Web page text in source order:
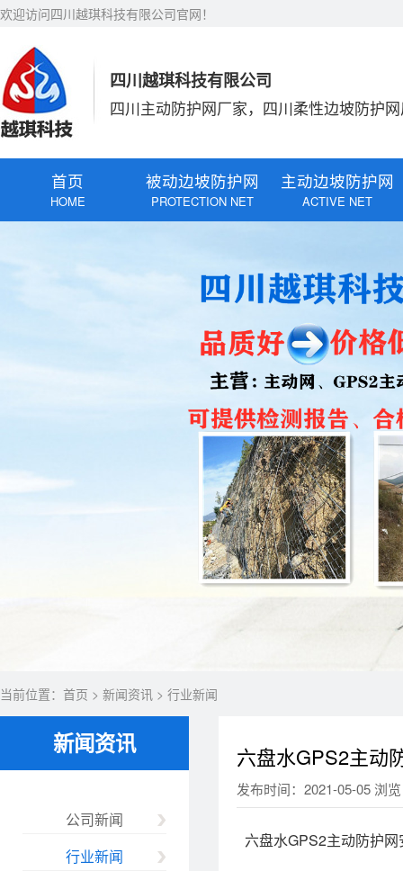
欢迎访问四川越琪科技有限公司官网！
四川越琪科技有限公司
四川主动防护网厂家，四川柔性边坡防护
首页
HOME
被动边坡防护网
PROTECTION NET
主动边坡防护网
ACTIVE NET
当前位置： 首页 > 新闻资讯 > 行业新闻
新闻资讯
公司新闻
行业新闻
六盘水GPS2主动
发布时间：2021-05-05 浏
六盘水GPS2主动防护网